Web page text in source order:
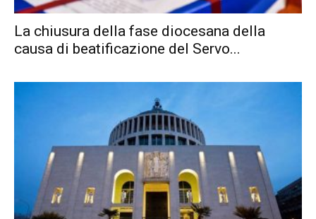
La chiusura della fase diocesana della
causa di beatificazione del Servo...